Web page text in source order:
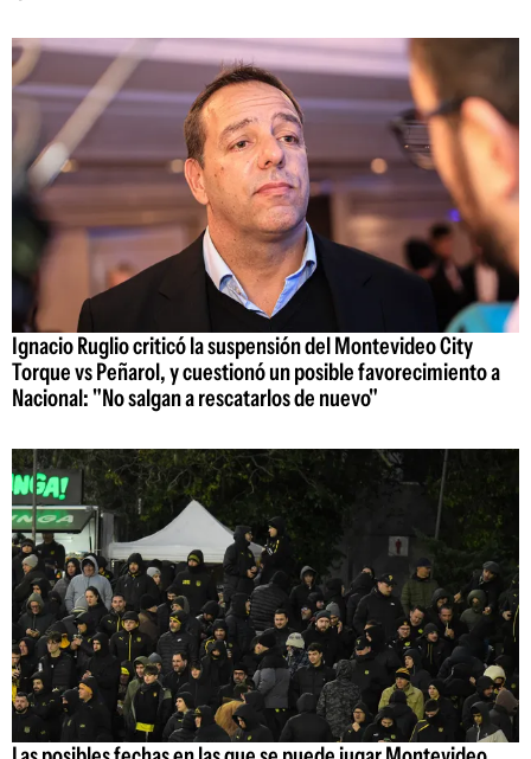
Ignacio Ruglio criticó la suspensión del Montevideo City
Torque vs Peñarol, y cuestionó un posible favorecimiento a
Nacional: "No salgan a rescatarlos de nuevo"